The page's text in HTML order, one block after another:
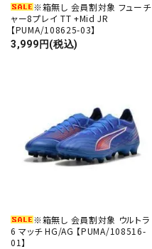
※箱無し 会員割対象 フューチ
ャー8プレイ TT +Mid JR
【PUMA/108625-03】
3,999円(税込)
※箱無し 会員割対象 ウルトラ
6 マッチ HG/AG 【PUMA/108516-
01】